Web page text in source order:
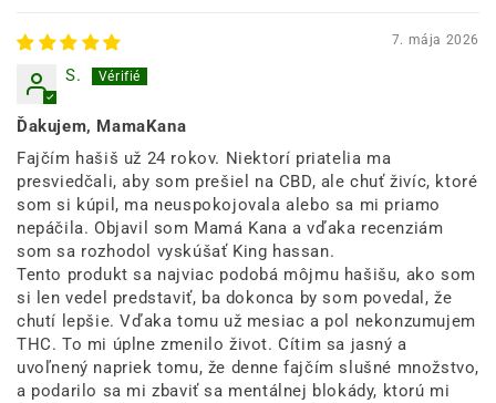
7. mája 2026
S.
Ďakujem, MamaKana
Fajčím hašiš už 24 rokov. Niektorí priatelia ma
presviedčali, aby som prešiel na CBD, ale chuť živíc, ktoré
som si kúpil, ma neuspokojovala alebo sa mi priamo
nepáčila. Objavil som Mamá Kana a vďaka recenziám
som sa rozhodol vyskúšať King hassan.
Tento produkt sa najviac podobá môjmu hašišu, ako som
si len vedel predstaviť, ba dokonca by som povedal, že
chutí lepšie. Vďaka tomu už mesiac a pol nekonzumujem
THC. To mi úplne zmenilo život. Cítim sa jasný a
uvoľnený napriek tomu, že denne fajčím slušné množstvo,
a podarilo sa mi zbaviť sa mentálnej blokády, ktorú mi